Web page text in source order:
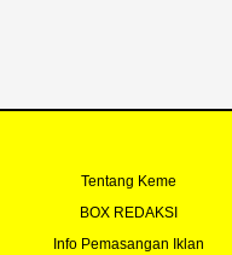
Tentang Keme
BOX REDAKSI
Info Pemasangan Iklan